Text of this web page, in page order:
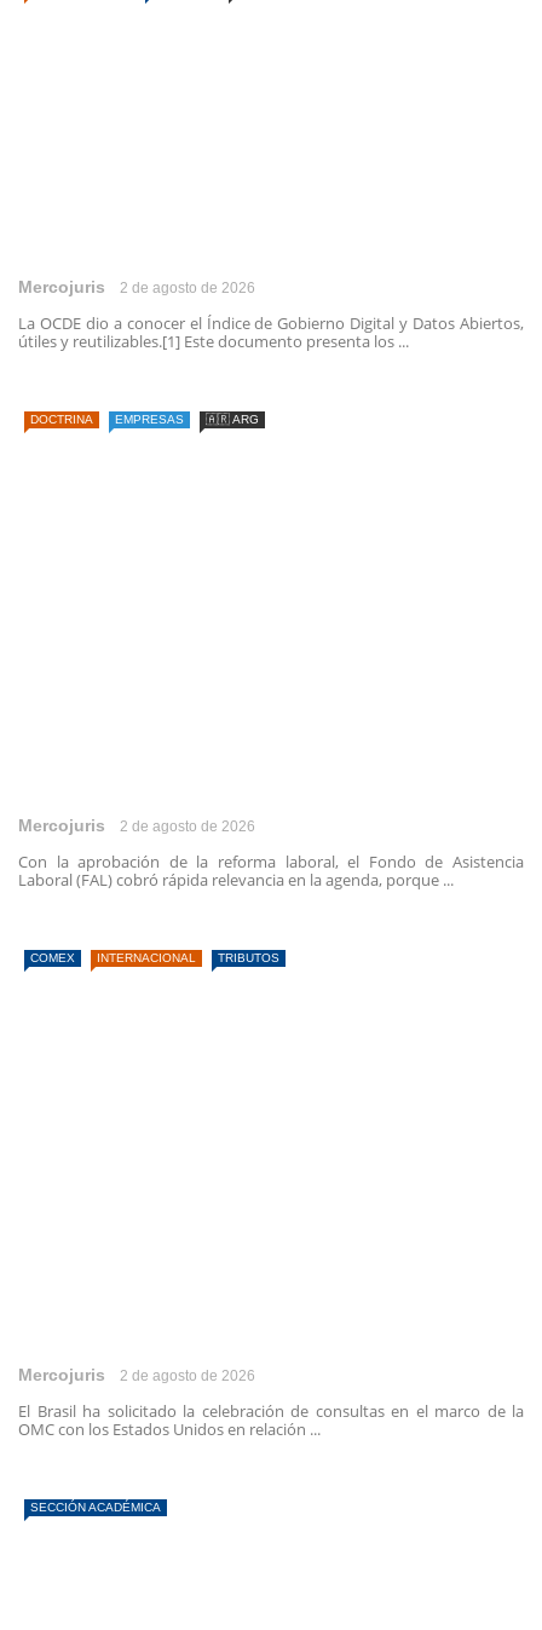
Mercojuris 2 de agosto de 2026
La OCDE dio a conocer el Índice de Gobierno Digital y Datos Abiertos,
útiles y reutilizables.[1] Este documento presenta los ...
DOCTRINA EMPRESAS 🇦🇷 ARG
Mercojuris 2 de agosto de 2026
Con la aprobación de la reforma laboral, el Fondo de Asistencia
Laboral (FAL) cobró rápida relevancia en la agenda, porque ...
COMEX INTERNACIONAL TRIBUTOS
Mercojuris 2 de agosto de 2026
El Brasil ha solicitado la celebración de consultas en el marco de la
OMC con los Estados Unidos en relación ...
SECCIÓN ACADÉMICA